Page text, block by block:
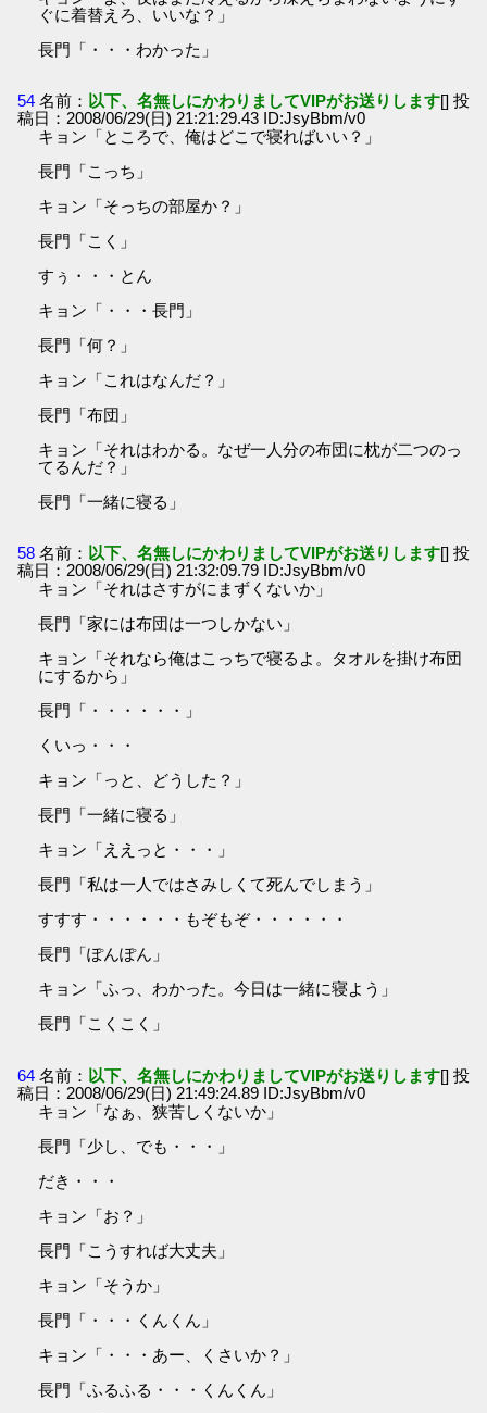
ぐに着替えろ、いいな？」
長門「・・・わかった」
54 名前： 以下、名無しにかわりましてVIPがお送りします[] 投
稿日：2008/06/29(日) 21:21:29.43 ID:JsyBbm/v0
キョン「ところで、俺はどこで寝ればいい？」
長門「こっち」
キョン「そっちの部屋か？」
長門「こく」
すぅ・・・とん
キョン「・・・長門」
長門「何？」
キョン「これはなんだ？」
長門「布団」
キョン「それはわかる。なぜ一人分の布団に枕が二つのっ
てるんだ？」
長門「一緒に寝る」
58 名前： 以下、名無しにかわりましてVIPがお送りします[] 投
稿日：2008/06/29(日) 21:32:09.79 ID:JsyBbm/v0
キョン「それはさすがにまずくないか」
長門「家には布団は一つしかない」
キョン「それなら俺はこっちで寝るよ。タオルを掛け布団
にするから」
長門「・・・・・・」
くいっ・・・
キョン「っと、どうした？」
長門「一緒に寝る」
キョン「ええっと・・・」
長門「私は一人ではさみしくて死んでしまう」
すすす・・・・・・もぞもぞ・・・・・・
長門「ぽんぽん」
キョン「ふっ、わかった。今日は一緒に寝よう」
長門「こくこく」
64 名前： 以下、名無しにかわりましてVIPがお送りします[] 投
稿日：2008/06/29(日) 21:49:24.89 ID:JsyBbm/v0
キョン「なぁ、狭苦しくないか」
長門「少し、でも・・・」
だき・・・
キョン「お？」
長門「こうすれば大丈夫」
キョン「そうか」
長門「・・・くんくん」
キョン「・・・あー、くさいか？」
長門「ふるふる・・・くんくん」